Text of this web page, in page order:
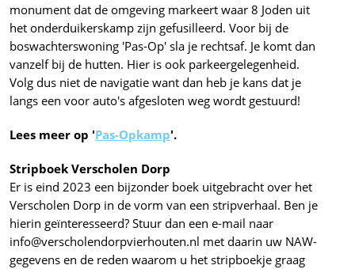
monument dat de omgeving markeert waar 8 Joden uit
het onderduikerskamp zijn gefusilleerd. Voor bij de
boswachterswoning 'Pas-Op' sla je rechtsaf. Je komt dan
vanzelf bij de hutten. Hier is ook parkeergelegenheid.
Volg dus niet de navigatie want dan heb je kans dat je
langs een voor auto's afgesloten weg wordt gestuurd!
Lees meer op 'Pas-Opkamp'.
Stripboek Verscholen Dorp
Er is eind 2023 een bijzonder boek uitgebracht over het
Verscholen Dorp in de vorm van een stripverhaal. Ben je
hierin geïnteresseerd? Stuur dan een e-mail naar
info@verscholendorpvierhouten.nl met daarin uw NAW-
gegevens en de reden waarom u het stripboekje graag